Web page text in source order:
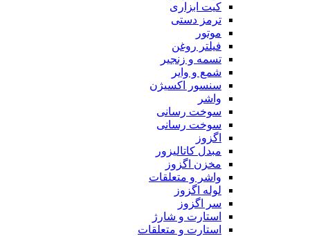
کیت ابزاری
ترمز دستی
موتور
فیلتر روغن
تسمه و زنجیر
شمع و وایر
سنسور اکسیژن
واشر
سوخت رسانی
سوخت رسانی
اگزوز
مبدل کاتالیزور
مخزن اگزوز
واشر و متعلقات
لوله اگزوز
سر اگزوز
استارت و شارژ
استارت و متعلقات